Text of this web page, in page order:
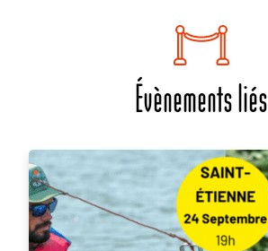
Évènements liés